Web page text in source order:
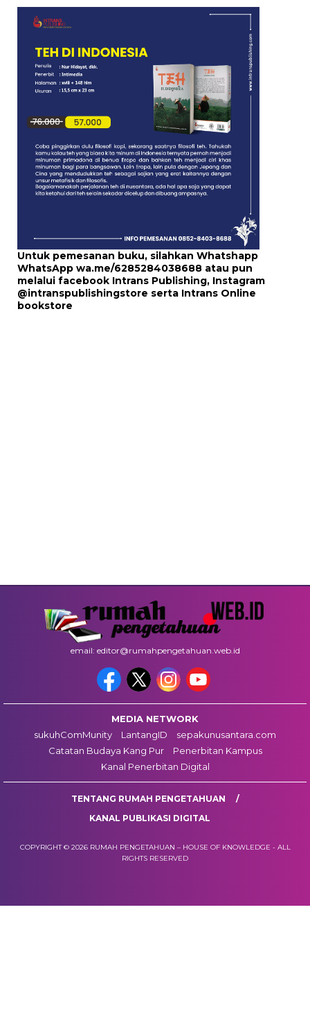
Untuk pemesanan buku, silahkan Whatshapp
WhatsApp wa.me/6285284038688 atau pun
melalui facebook Intrans Publishing, Instagram
@intranspublishingstore serta Intrans Online
bookstore
email: editor@rumahpengetahuan.web.id
MEDIA NETWORK
sukuhComMunity
LantangID
sepakunusantara.com
Catatan Budaya Kang Pur
Penerbitan Kampus
Kanal Penerbitan Digital
TENTANG RUMAH PENGETAHUAN
KANAL PUBLIKASI DIGITAL
COPYRIGHT © 2026 RUMAH PENGETAHUAN – HOUSE OF KNOWLEDGE - ALL
RIGHTS RESERVED